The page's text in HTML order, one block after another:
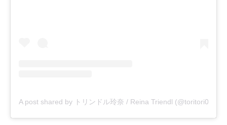
A post shared by トリンドル玲奈 / Reina Triendl (@toritori0123)